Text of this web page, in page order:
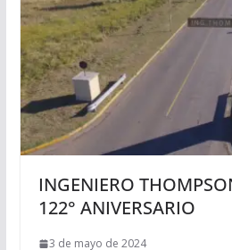
INGENIERO
122° ANIVERSARIO
3 de mayo de 2024